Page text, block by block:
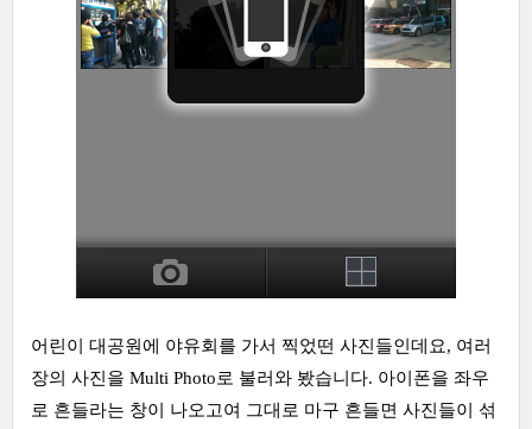
어린이 대공원에 야유회를 가서 찍었떤 사진들인데요, 여러
장의 사진을 Multi Photo로 불러와 봤습니다. 아이폰을 좌우
로 흔들라는 창이 나오고여 그대로 마구 흔들면 사진들이 섞